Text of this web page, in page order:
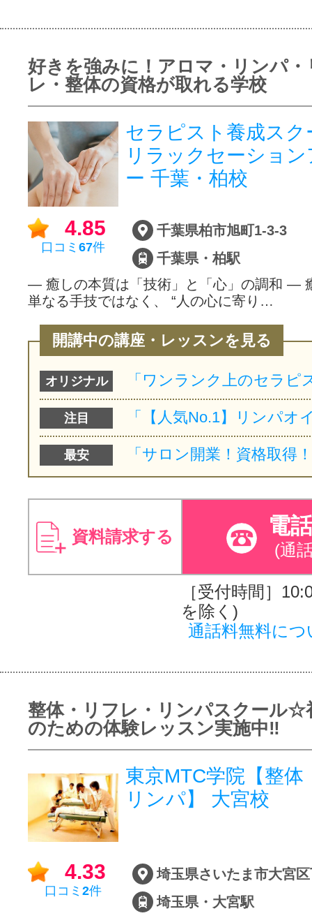
好きを強みに！アロマ・リンパ・
レ・整体の資格が取れる学校
セラピスト養成ス
リラックセーショ
ー 千葉・柏校
4.85
口コミ 67件
千葉県柏市旭町1-3-3
千葉県・柏駅
― 癒しの本質は「技術」と「心」の調和 ―
単なる手技ではなく、 “人の心に寄り…
開講中の講座・レッスンを見る
オリジナル
注目
最安
資料請求する 電
(通
［受付時間］
を除く)
通話料無料につ
整体・リフレ・リンパスクール☆
のための体験レッスン実施中‼
東京MTC学院【整体
リンパ】 大宮校
4.33
口コミ 2件
埼玉県さいたま市大宮
埼玉県・大宮駅